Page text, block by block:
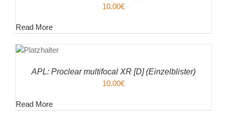
10.00€
Read More
APL: Proclear multifocal XR [D] (Einzelblister)
10.00€
Read More